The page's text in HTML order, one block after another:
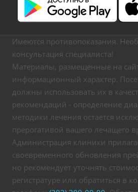
Имеются противопоказания.
консультация специалиста!
Материалы, размещенные на
информационный характер.
должны использовать их в
рекомендаций - определение
методики лечения остается
прерогативой вашего лечащего
Администрация клиники
своевременного обновления
но рекомендует уточнять
регистратуре или обратиться в